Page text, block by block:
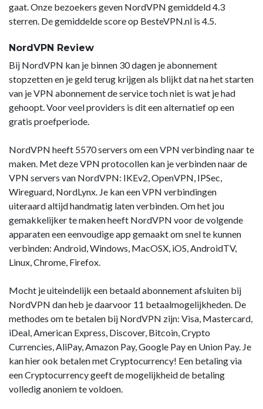
gaat. Onze bezoekers geven NordVPN gemiddeld 4.3
sterren. De gemiddelde score op BesteVPN.nl is 4.5.
NordVPN Review
Bij NordVPN kan je binnen 30 dagen je abonnement
stopzetten en je geld terug krijgen als blijkt dat na het starten
van je VPN abonnement de service toch niet is wat je had
gehoopt. Voor veel providers is dit een alternatief op een
gratis proefperiode.
NordVPN heeft 5570 servers om een VPN verbinding naar te
maken. Met deze VPN protocollen kan je verbinden naar de
VPN servers van NordVPN: IKEv2, OpenVPN, IPSec,
Wireguard, NordLynx. Je kan een VPN verbindingen
uiteraard altijd handmatig laten verbinden. Om het jou
gemakkelijker te maken heeft NordVPN voor de volgende
apparaten een eenvoudige app gemaakt om snel te kunnen
verbinden: Android, Windows, MacOSX, iOS, AndroidTV,
Linux, Chrome, Firefox.
Mocht je uiteindelijk een betaald abonnement afsluiten bij
NordVPN dan heb je daarvoor 11 betaalmogelijkheden. De
methodes om te betalen bij NordVPN zijn: Visa, Mastercard,
iDeal, American Express, Discover, Bitcoin, Crypto
Currencies, AliPay, Amazon Pay, Google Pay en Union Pay. Je
kan hier ook betalen met Cryptocurrency! Een betaling via
een Cryptocurrency geeft de mogelijkheid de betaling
volledig anoniem te voldoen.